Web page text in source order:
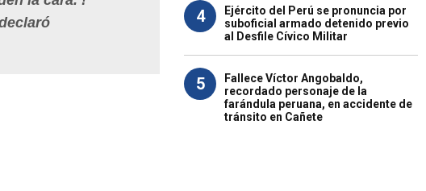
4
Ejército del Perú se pronuncia por
suboficial armado detenido previo
al Desfile Cívico Militar
5
Fallece Víctor Angobaldo,
recordado personaje de la
farándula peruana, en accidente de
tránsito en Cañete